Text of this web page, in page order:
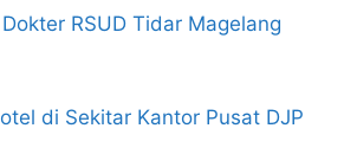
RSUD Tidar Magelang
di Sekitar Kantor Pusat DJP